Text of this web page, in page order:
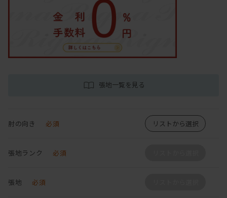
張地一覧を見る
肘の向き 必須 リストから選択
張地ランク 必須
張地 必須